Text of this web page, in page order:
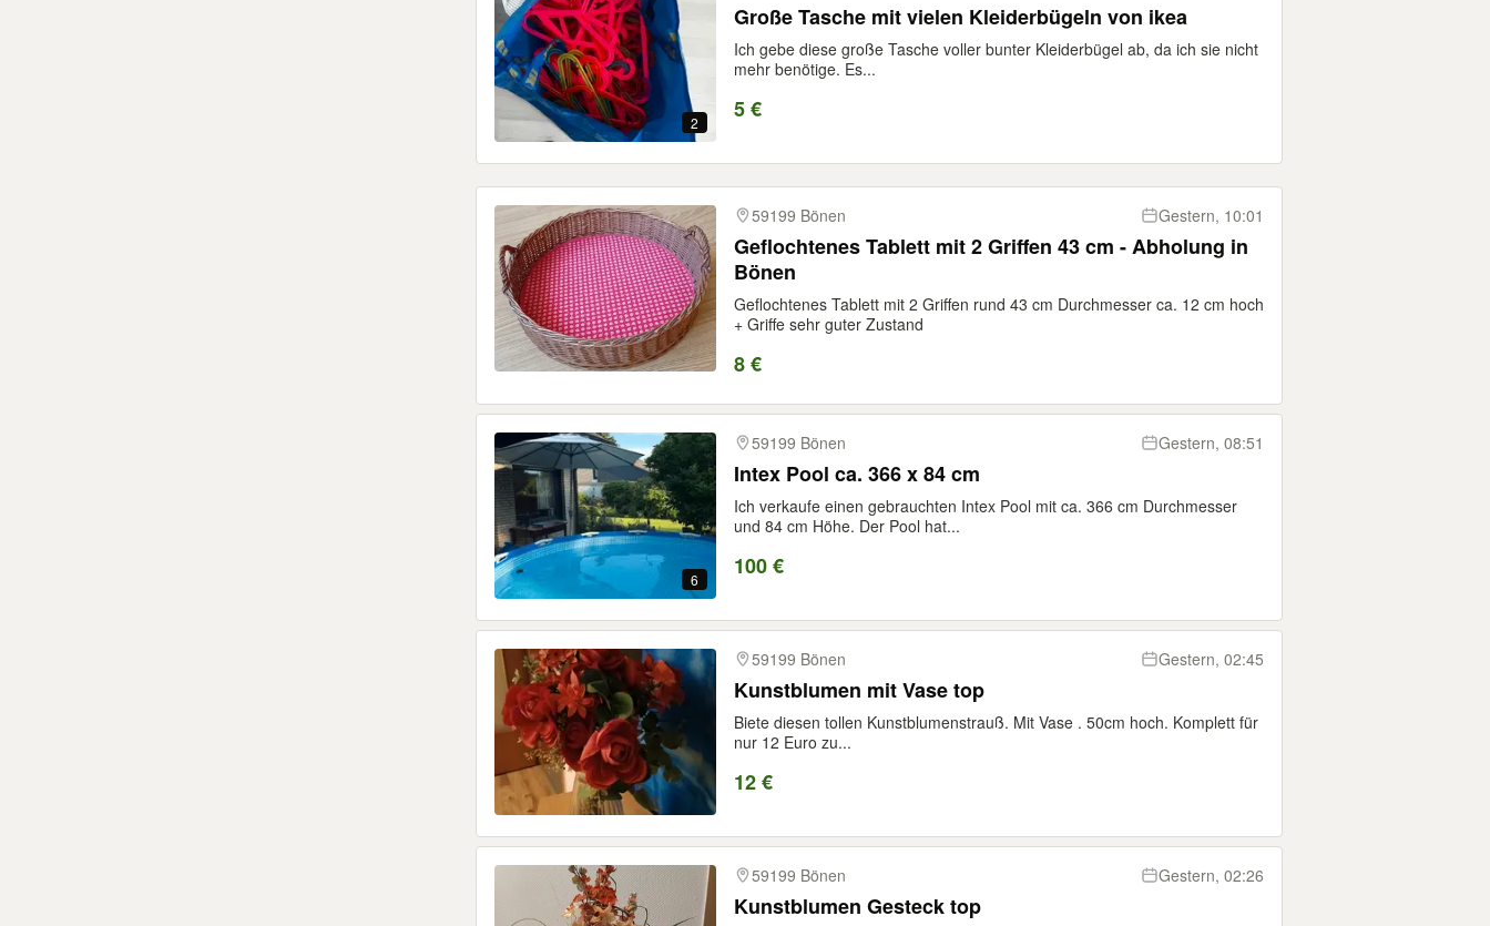
2
Große Tasche mit vielen Kleiderbügeln von ikea
Ich gebe diese große Tasche voller bunter Kleiderbügel ab, da ich sie nicht
mehr benötige. Es...
5 €
59199 Bönen Gestern, 10:01
Geflochtenes Tablett mit 2 Griffen 43 cm - Abholung in
Bönen
Geflochtenes Tablett mit 2 Griffen rund 43 cm Durchmesser ca. 12 cm hoch
+ Griffe sehr guter Zustand
8 €
6
59199 Bönen Gestern, 08:51
Intex Pool ca. 366 x 84 cm
Ich verkaufe einen gebrauchten Intex Pool mit ca. 366 cm Durchmesser
und 84 cm Höhe. Der Pool hat...
100 €
59199 Bönen Gestern, 02:45
Kunstblumen mit Vase top
Biete diesen tollen Kunstblumenstrauß. Mit Vase . 50cm hoch. Komplett für
nur 12 Euro zu...
12 €
59199 Bönen Gestern, 02:26
Kunstblumen Gesteck top